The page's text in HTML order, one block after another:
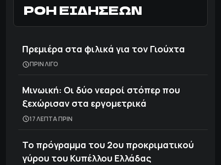
ΡΟΗ ΕΙΔΗΣΕΩΝ
Πρεμιέρα στα φιλικά για τον Γιούχτα
ΠΡΙΝ ΛΙΓΟ
Μινωική: Οι δύο νεαροί στόπερ που
ξεχώρισαν στα εργομετρικά
17 ΛΕΠΤΑ ΠΡΙΝ
Το πρόγραμμα του 2ου προκριματικού
γύρου του Κυπέλλου Ελλάδας